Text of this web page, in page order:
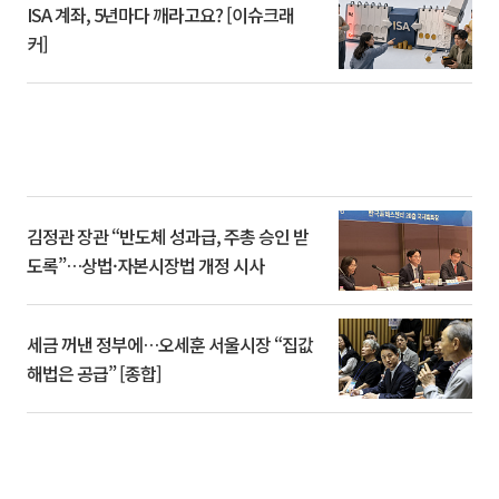
ISA 계좌, 5년마다 깨라고요? [이슈크래
커]
김정관 장관 “반도체 성과급, 주총 승인 받
도록”…상법·자본시장법 개정 시사
세금 꺼낸 정부에…오세훈 서울시장 “집값
해법은 공급” [종합]